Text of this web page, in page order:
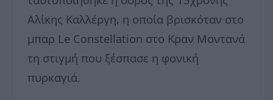
Αλίκης Καλλέργη, η οποία βρισκόταν στο
μπαρ Le Constellation στο Κραν Μοντανά
τη στιγμή που ξέσπασε η φονική
πυρκαγιά.